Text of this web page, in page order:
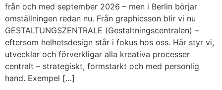
från och med september 2026 – men i Berlin börjar
omställningen redan nu. Från graphicsson blir vi nu
GESTALTUNGSZENTRALE (Gestaltningscentralen) –
eftersom helhetsdesign står i fokus hos oss. Här styr vi,
utvecklar och förverkligar alla kreativa processer
centralt – strategiskt, formstarkt och med personlig
hand. Exempel […]